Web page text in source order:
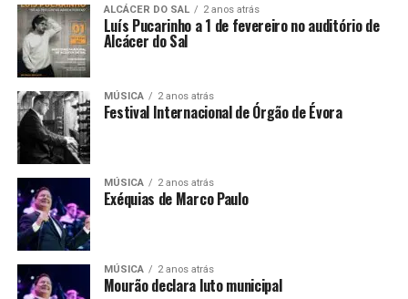
ALCÁCER DO SAL 2 anos atrás
Luís Pucarinho a 1 de fevereiro no auditório de
Alcácer do Sal
MÚSICA 2 anos atrás
Festival Internacional de Órgão de Évora
MÚSICA 2 anos atrás
Exéquias de Marco Paulo
MÚSICA 2 anos atrás
Mourão declara luto municipal